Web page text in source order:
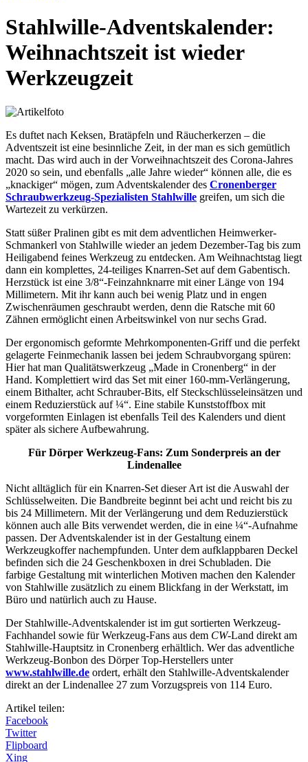
Stahlwille-Adventskalender:
Weihnachtszeit ist wieder
Werkzeugzeit
Es duftet nach Keksen, Bratäpfeln und Räucherkerzen – die
Adventszeit ist eine besinnliche Zeit, in der man es sich gemütlich
macht. Das wird auch in der Vorweihnachtszeit des Corona-Jahres
2020 so sein, und ebenfalls „alle Jahre wieder“ können alle, die es
„knackiger“ mögen, zum Adventskalender des Cronenberger
Schraubwerkzeug-Spezialisten Stahlwille greifen, um sich die
Wartezeit zu verkürzen.
Statt süßer Pralinen gibt es mit dem adventlichen Heimwerker-
Schmankerl von Stahlwille wieder an jedem Dezember-Tag bis zum
Heiligabend feines Werkzeug zu entdecken. Am Weihnachtstag liegt
dann ein komplettes, 24-teiliges Knarren-Set auf dem Gabentisch.
Herzstück ist eine 3/8“-Feinzahnknarre mit einer Länge von 194
Millimetern. Mit ihr kann auch bei wenig Platz und in engen
Zwischenräumen geschraubt werden, denn die Ratsche mit 60
Zähnen ermöglicht einen Arbeitswinkel von nur sechs Grad.
Der ergonomisch geformte Mehrkomponenten-Griff und die perfekt
gelagerte Feinmechanik lassen bei jedem Schraubvorgang spüren:
Hier hat man Qualitätswerkzeug „Made in Cronenberg“ in der
Hand. Komplettiert wird das Set mit einer 160-mm-Verlängerung,
einem Bithalter, acht Schrauber-Bits, elf Steckschlüsseleinsätzen und
einem Reduzierstück auf ¼“. Eine stabile Kunststoffbox mit
vorgeformten Einlagen ist ebenfalls Teil des Kalenders und dient
später als sichere Aufbewahrung.
Für Dörper Werkzeug-Fans: Zum Sonderpreis an der
Lindenallee
Nicht alltäglich für ein Knarren-Set dieser Art ist die Auswahl der
Schlüsselweiten. Die Bandbreite beginnt bei acht und reicht bis zu
bis 24 Millimetern. Mit der Verlängerung und dem Reduzierstück
können auch alle Bits verwendet werden, die in eine ¼“-Aufnahme
passen. Der Adventskalender ist in der Gestaltung einem
Werkzeugkoffer nachempfunden. Unter dem aufklappbaren Deckel
befinden sich die 24 Geschenkboxen in drei Schubladen. Die
farbige Gestaltung mit winterlichen Motiven machen den Kalender
von Stahlwille zusätzlich zu einem Blickfang in der Werkstatt, im
Büro und natürlich auch zu Hause.
Der Stahlwille-Adventskalender ist im gut sortierten Werkzeug-
Fachhandel sowie für Werkzeug-Fans aus dem CW-Land direkt am
Stahlwille-Hauptsitz in Cronenberg erhältlich. Wer das adventliche
Werkzeug-Bonbon des Dörper Top-Herstellers unter
www.stahlwille.de ordert, erhält den Stahlwille-Adventskalender
direkt an der Lindenallee 27 zum Vorzugspreis von 114 Euro.
Artikel teilen:
Facebook
Twitter
Flipboard
Xing